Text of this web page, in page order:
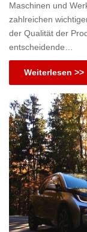
Maschinen und
zahlreichen
der Qualität der
entscheidende…
Weiterlesen >>